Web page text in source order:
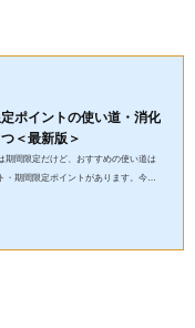
ポイントの使い道・消化
＜最新版＞
期間限定だけど、おすすめの使い道は
期間限定ポイントがあります。今回